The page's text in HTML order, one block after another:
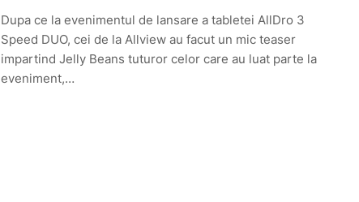
Dupa ce la evenimentul de lansare a tabletei AllDro 3
Speed DUO, cei de la Allview au facut un mic teaser
impartind Jelly Beans tuturor celor care au luat parte la
eveniment,…